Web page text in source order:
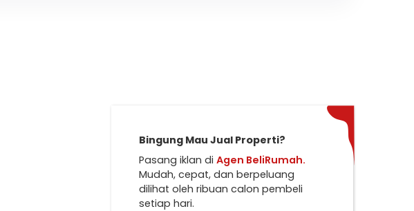
Bingung Mau Jual Properti?
Pasang iklan di Agen BeliRumah.
Mudah, cepat, dan berpeluang
dilihat oleh ribuan calon pembeli
setiap hari.